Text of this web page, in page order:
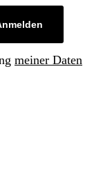
meiner Daten